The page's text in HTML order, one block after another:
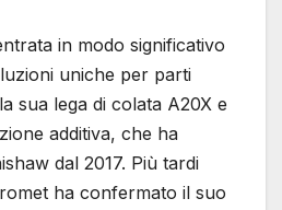
in modo significativo
uniche per parti
sua lega di colata A20X e
additiva, che ha
dal 2017. Più tardi
ha confermato il suo